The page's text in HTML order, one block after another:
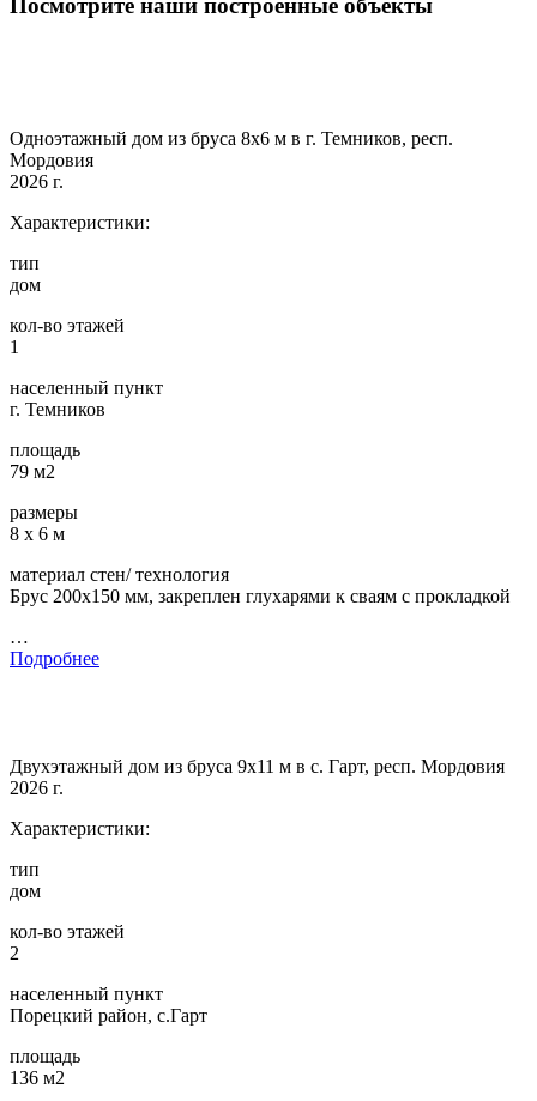
Посмотрите наши построенные объекты
Одноэтажный дом из бруса 8х6 м в г. Темников, респ.
Мордовия
2026 г.
Характеристики:
тип
дом
кол-во этажей
1
населенный пункт
г. Темников
площадь
79 м2
размеры
8 х 6 м
материал стен/ технология
Брус 200х150 мм, закреплен глухарями к сваям с прокладкой
…
Подробнее
Двухэтажный дом из бруса 9х11 м в с. Гарт, респ. Мордовия
2026 г.
Характеристики:
тип
дом
кол-во этажей
2
населенный пункт
Порецкий район, с.Гарт
площадь
136 м2